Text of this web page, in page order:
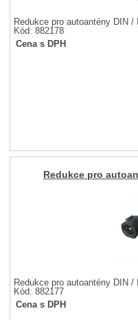
Redukce pro autoantény DIN /
Kód: 882178
Cena s DPH
Redukce pro
Redukce pro autoantény DIN /
Kód: 882177
Cena s DPH